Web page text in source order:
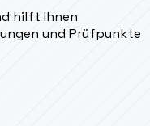
hilft Ihnen
und Prüfpunkte